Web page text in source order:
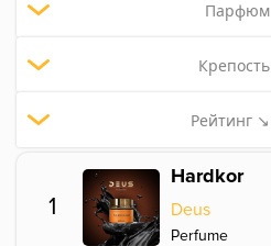
Парфюм
Крепость
Рейтинг ↘
1
Hardkor
Deus
Perfume